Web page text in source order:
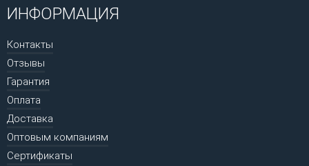
ИНФОРМАЦИЯ
Контакты
Отзывы
Гарантия
Оплата
Доставка
Оптовым компаниям
Сертификаты